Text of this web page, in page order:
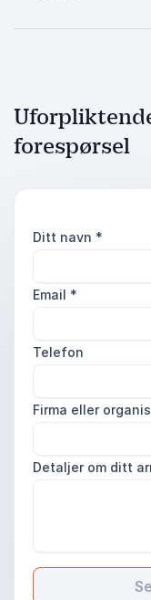
forespørsel
Ditt navn *
Email *
Telefon
Firma eller
Detaljer om ditt